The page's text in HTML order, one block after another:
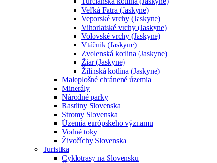
Veľká Fatra (Jaskyne)
Veporské vrchy (Jaskyne)
Vihorlatské vrchy (Jaskyne)
Volovské vrchy (Jaskyne)
Vtáčnik (Jaskyne)
Zvolenská kotlina (Jaskyne)
Žiar (Jaskyne)
Žilinská kotlina (Jaskyne)
Maloplošné chránené územia
Minerály
Národné parky
Rastliny Slovenska
Stromy Slovenska
Územia európskeho významu
Vodné toky
Živočíchy Slovenska
Turistika
Cyklotrasy na Slovensku